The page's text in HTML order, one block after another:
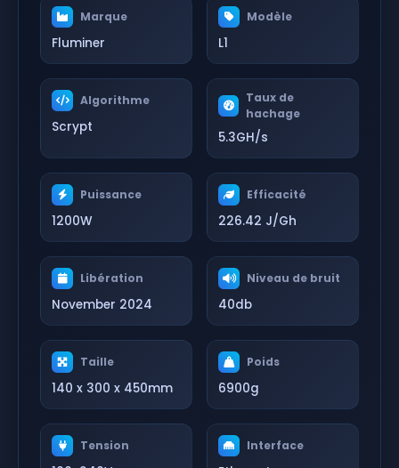
Marque
Fluminer
Modèle
L1
Algorithme
Scrypt
Taux de
hachage
5.3GH/s
Puissance
1200W
Efficacité
226.42 J/Gh
Libération
November 2024
Niveau de bruit
40db
Taille
140 x 300 x 450mm
Poids
6900g
Tension Interface